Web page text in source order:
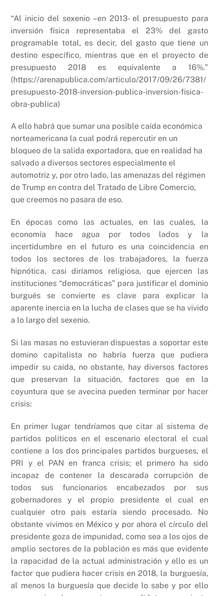
“Al inicio del sexenio –en 2013- el presupuesto para
inversión física representaba el 23% del gasto
programable total, es decir, del gasto que tiene un
destino específico, mientras que en el proyecto de
presupuesto 2018 es equivalente a 16%.”
(https://arenapublica.com/articulo/2017/09/26/7381/
presupuesto-2018-inversion-publica-inversion-fisica-
obra-publica)
A ello habrá que sumar una posible caída económica
norteamericana la cual podrá repercutir en un
bloqueo de la salida exportadora, que en realidad ha
salvado a diversos sectores especialmente el
automotriz y, por otro lado, las amenazas del régimen
de Trump en contra del Tratado de Libre Comercio,
que creemos no pasara de eso.
En épocas como las actuales, en las cuales, la
economía hace agua por todos lados y la
incertidumbre en el futuro es una coincidencia en
todos los sectores de los trabajadores, la fuerza
hipnótica, casi diríamos religiosa, que ejercen las
instituciones “democráticas” para justificar el dominio
burgués se convierte es clave para explicar la
aparente inercia en la lucha de clases que se ha vivido
a lo largo del sexenio.
Si las masas no estuvieran dispuestas a soportar este
domino capitalista no habría fuerza que pudiera
impedir su caída, no obstante, hay diversos factores
que preservan la situación, factores que en la
coyuntura que se avecina pueden terminar por hacer
crisis:
En primer lugar tendríamos que citar al sistema de
partidos políticos en el escenario electoral el cual
contiene a los dos principales partidos burgueses, el
PRI y el PAN en franca crisis; el primero ha sido
incapaz de contener la descarada corrupción de
todos sus funcionarios encabezados por sus
gobernadores y el propio presidente el cual en
cualquier otro país estaría siendo procesado. No
obstante vivimos en México y por ahora el círculo del
presidente goza de impunidad, como sea a los ojos de
amplio sectores de la población es más que evidente
la rapacidad de la actual administración y ello es un
factor que pudiera hacer crisis en 2018, la burguesía,
al menos la burguesía que decide lo sabe y por ello